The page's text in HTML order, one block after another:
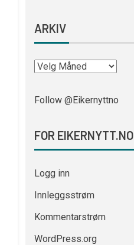
ARKIV
Follow @Eikernyttno
FOR EIKERNYTT.NO
Logg inn
Innleggsstrøm
Kommentarstrøm
WordPress.org